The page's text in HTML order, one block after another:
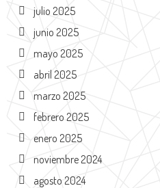
julio 2025
junio 2025
mayo 2025
abril 2025
marzo 2025
febrero 2025
enero 2025
noviembre 2024
agosto 2024